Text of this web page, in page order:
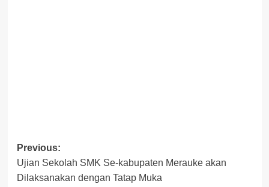
Post
navigation
Previous:
Ujian Sekolah SMK Se-kabupaten Merauke akan
Dilaksanakan dengan Tatap Muka